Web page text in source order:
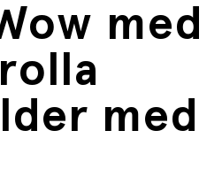
med
med